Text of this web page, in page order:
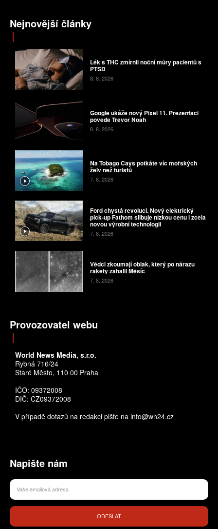
Nejnovější články
Lék s THC zmírnil noční můry pacientů s
PTSD
8. 8. 2026
Google ukáže nový Pixel 11. Prezentaci
povede Trevor Noah
8. 8. 2026
Na Tobago Cays potkáte víc mořských
želv než turistů
7. 8. 2026
Ford chystá revoluci. Nový elektrický
pick-up Fathom slibuje nízkou cenu i zcela
novou výrobní technologii
7. 8. 2026
Vědci zkoumají oblak, který po nárazu
rakety zahalil Měsíc
7. 8. 2026
Provozovatel webu
World News Media, s.r.o.
Rybná 716/24
Staré Město, 110 00 Praha
IČO: 09372008
DIČ: CZ09372008
V případě dotazů na redakci pište na info@wn24.cz
Napište nám
ODESLAT